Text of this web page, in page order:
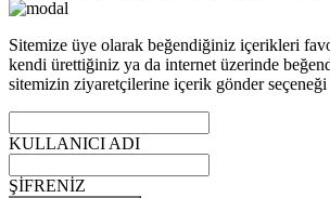
Sitemize üye olarak beğendiğiniz içerikleri
kendi ürettiğiniz ya da internet üzerinde
sitemizin ziyaretçilerine içerik gönder
KULLANICI ADI
ŞİFRENİZ